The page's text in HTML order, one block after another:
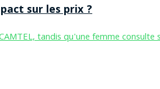
sur les prix ?